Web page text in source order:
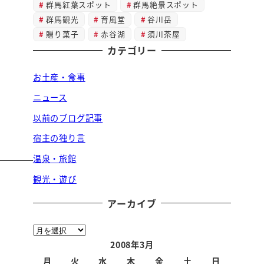
群馬紅葉スポット
群馬絶景スポット
群馬観光
育風堂
谷川岳
贈り菓子
赤谷湖 須川茶屋
カテゴリー
お土産・食事
ニュース
以前のブログ記事
宿主の独り言
温泉・旅館
観光・遊び
アーカイブ
ア
2008年3月
月
火 水 木 金 土
日